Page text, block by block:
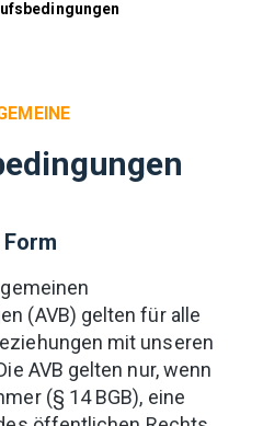
(AVB) gelten für alle
mit unseren
AVB gelten nur, wenn
(§ 14 BGB), eine